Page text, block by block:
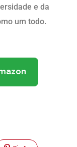
e da
um todo.